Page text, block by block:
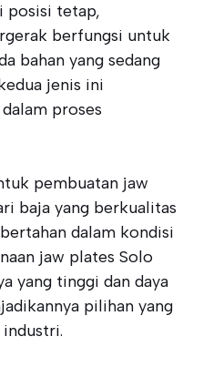
posisi tetap,
berfungsi untuk
bahan yang sedang
jenis ini
proses
pembuatan jaw
baja yang berkualitas
dalam kondisi
jaw plates Solo
yang tinggi dan daya
pilihan yang
industri.